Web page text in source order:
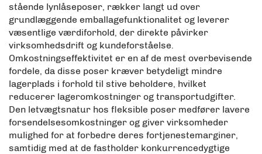
stående lynlåseposer, rækker langt ud over
grundlæggende emballagefunktionalitet og leverer
væsentlige værdiforhold, der direkte påvirker
virksomhedsdrift og kundeforståelse.
Omkostningseffektivitet er en af de mest overbevisende
fordele, da disse poser kræver betydeligt mindre
lagerplads i forhold til stive beholdere, hvilket
reducerer lageromkostninger og transportudgifter.
Den letvægtsnatur hos fleksible poser medfører lavere
forsendelsesomkostninger og giver virksomheder
mulighed for at forbedre deres fortjenestemarginer,
samtidig med at de fastholder konkurrencedygtige